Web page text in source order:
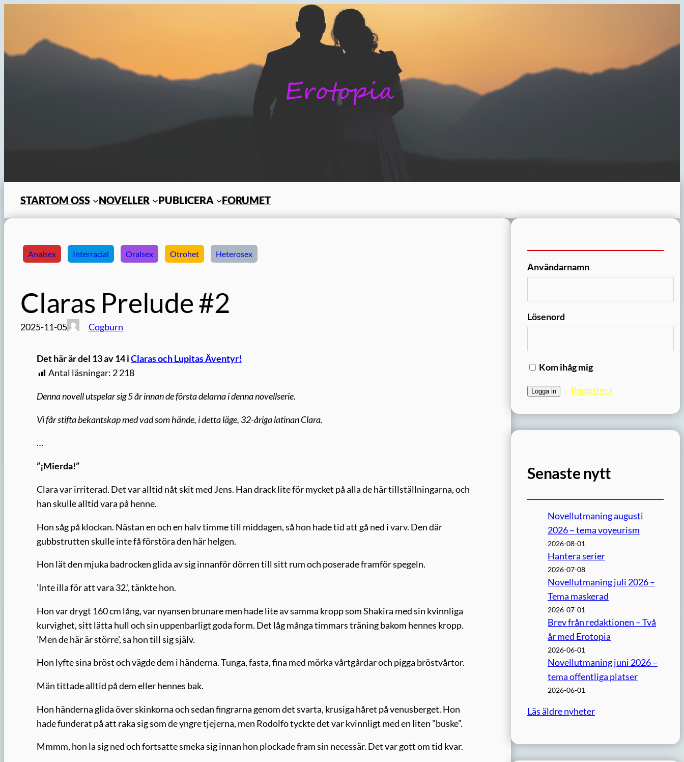
STARTOM OSS NOVELLER PUBLICERA FORUMET
Analsex Interracial Oralsex Otrohet Heterosex
Claras Prelude #2
2025-11-05 Cogburn
Det här är del 13 av 14 iClaras och Lupitas Äventyr!
Antal läsningar: 2 218
Denna novell utspelar sig 5 år innan de första delarna i denna novellserie.
Vi får stifta bekantskap med vad som hände, i detta läge, 32-åriga latinan Clara.
…
”¡Mierda!”
Clara var irriterad. Det var alltid nåt skit med Jens. Han drack lite för mycket på alla de här tillställningarna, och
han skulle alltid vara på henne.
Hon såg på klockan. Nästan en och en halv timme till middagen, så hon hade tid att gå ned i varv. Den där
gubbstrutten skulle inte få förstöra den här helgen.
Hon lät den mjuka badrocken glida av sig innanför dörren till sitt rum och poserade framför spegeln.
’Inte illa för att vara 32.’, tänkte hon.
Hon var drygt 160 cm lång, var nyansen brunare men hade lite av samma kropp som Shakira med sin kvinnliga
kurvighet, sitt lätta hull och sin uppenbarligt goda form. Det låg många timmars träning bakom hennes kropp.
’Men de här är större’, sa hon till sig själv.
Hon lyfte sina bröst och vägde dem i händerna. Tunga, fasta, fina med mörka vårtgårdar och pigga bröstvårtor.
Män tittade alltid på dem eller hennes bak.
Hon händerna glida över skinkorna och sedan fingrarna genom det svarta, krusiga håret på venusberget. Hon
hade funderat på att raka sig som de yngre tjejerna, men Rodolfo tyckte det var kvinnligt med en liten ”buske”.
Mmmm, hon la sig ned och fortsatte smeka sig innan hon plockade fram sin necessär. Det var gott om tid kvar.
Användarnamn
Lösenord
Kom ihåg mig
Registrera
Senaste nytt
Novellutmaning augusti
2026 – tema voyeurism
2026-08-01
Hantera serier
2026-07-08
Novellutmaning juli 2026 –
Tema maskerad
2026-07-01
Brev från redaktionen – Två
år med Erotopia
2026-06-01
Novellutmaning juni 2026 –
tema offentliga platser
2026-06-01
Läs äldre nyheter